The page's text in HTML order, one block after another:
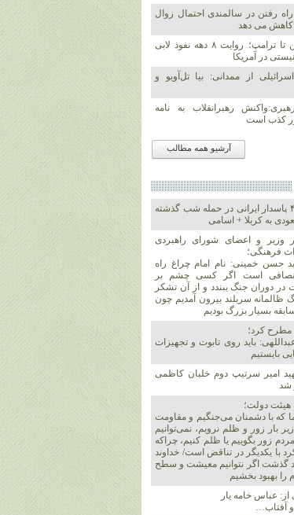
رفتن در سالمندی احتمال زوال
کاهش می دهد
از ترومن تا ترامپ؛ روایت ۸ دهه نفوذ لابی
در آمریکا
از ممدانی: بیا تل‌آویو و
رهبرانقلاب به نامه
کذب است
آرشیو همه مطالب
شهادت ۴ پاسدار ایرانی در حمله شب گذشته
به کربلا + اسامی
وزیر و اعضای شورای راهبردی
فرهنگی؛
حسن خمینی: نام امام چراغ راه
است‌ اگر کسی چشم بر
در دوران جنگ ببندد و از آن تشکر
ظالمانه سربلند بیرون آمدیم چون
بسیار بزرگ بودیم
مطرح کرد؛
باید روی تابوت و تجهیزات
بایستیم
امیر سرتیپ دوم خلبان کاظمی
شد
هیئت دولت؛
که با دشمنان می‌جنگیم و مقاومت
بار زور و ظلم نرویم، نمی‌توانیم
زور بگوییم یا ظلم کنیم، چراکه
با یکدیگر در تناقض است/ خداوند
گذشت اگر نتوانیم معیشت و سطح
را بهبود بخشیم
از: عباس خامه یار
آفتاب…